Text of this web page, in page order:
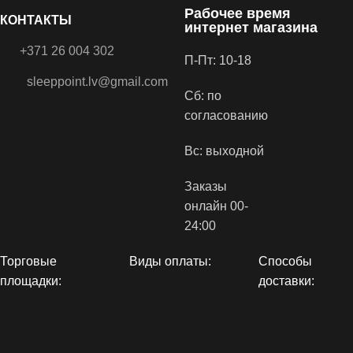
КОНТАКТЫ
+371 26 004 302
sleeppoint.lv@gmail.com
Рабочее время
интернет магазина
П-Пт: 10-18
Сб: по
согласованию
Вс: выходной
Заказы
онлайн 00-
24:00
Виды оплаты:
Способы
доставки:
Торговые
площадки: